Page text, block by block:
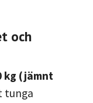
och
kg (jämnt
tunga